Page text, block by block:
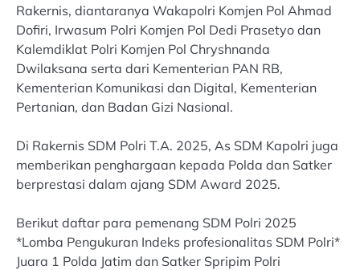
Rakernis, diantaranya Wakapolri Komjen Pol Ahmad
Dofiri, Irwasum Polri Komjen Pol Dedi Prasetyo dan
Kalemdiklat Polri Komjen Pol Chryshnanda
Dwilaksana serta dari Kementerian PAN RB,
Kementerian Komunikasi dan Digital, Kementerian
Pertanian, dan Badan Gizi Nasional.
Di Rakernis SDM Polri T.A. 2025, As SDM Kapolri juga
memberikan penghargaan kepada Polda dan Satker
berprestasi dalam ajang SDM Award 2025.
Berikut daftar para pemenang SDM Polri 2025
*Lomba Pengukuran Indeks profesionalitas SDM Polri*
Juara 1 Polda Jatim dan Satker Spripim Polri